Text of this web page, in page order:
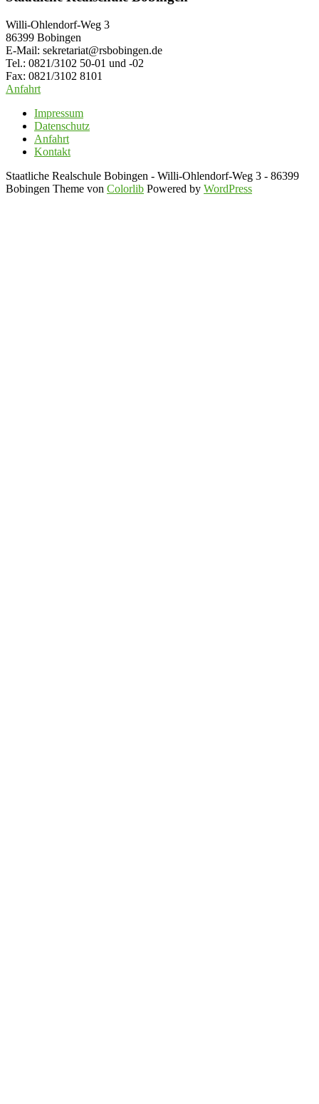
Willi-Ohlendorf-Weg 3
86399 Bobingen
E-Mail: sekretariat@rsbobingen.de
Tel.: 0821/3102 50-01 und -02
Fax: 0821/3102 8101
Anfahrt
Impressum
Datenschutz
Anfahrt
Kontakt
Staatliche Realschule Bobingen - Willi-Ohlendorf-Weg 3 - 86399
Bobingen Theme von Colorlib Powered by WordPress